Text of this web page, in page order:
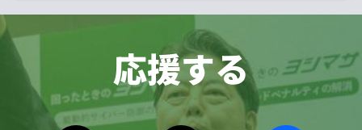
応援する